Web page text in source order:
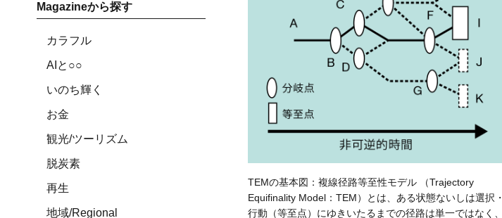
Magazineから探す
カラフル
AIと○○
いのち輝く
お金
観光/ツーリズム
脱炭素
再生
地域/Regional
TEMの基本図：複線径路等至性モデル （Trajectory
Equifinality Model：TEM）とは、ある状態ないしは選択・
行動（等至点）にゆきいたるまでの径路は単一ではなく、